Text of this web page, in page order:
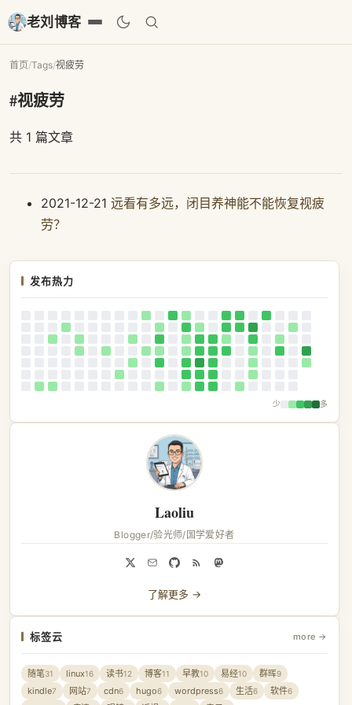
老刘博客
首页/Tags/视疲劳
#视疲劳
共 1 篇文章
2021-12-21 远看有多远，闭目养神能不能恢复视疲
劳？
发布热力
少 多
Laoliu
Blogger/验光师/国学爱好者
了解更多 →
标签云 more →
随笔31 linux16 读书12 博客11 早教10 易经10 群晖9
kindle7 网站7 cdn6 hugo6 wordpress6 生活6 软件6